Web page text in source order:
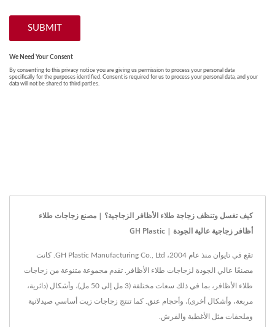
كيف تغسل وتنظف زجاجة طلاء الأظافر الزجاجية؟ | مصنع زجاجات طلاء
أظافر زجاجية عالية الجودة | GH Plastic
تقع في تايوان منذ عام 2004، GH Plastic Manufacturing Co., Ltd. كانت
مصنعًا عالي الجودة لزجاجات طلاء الأظافر. تقدم مجموعة متنوعة من زجاجات
طلاء الأظافر، بما في ذلك سعات مختلفة (3 مل إلى 50 مل)، وأشكال (دائرية،
مربعة، وأشكال أخرى)، وأحجام عنق. كما تنتج زجاجات زيت أساسي صيدلانية
وملحقات مثل الأغطية والفرش.